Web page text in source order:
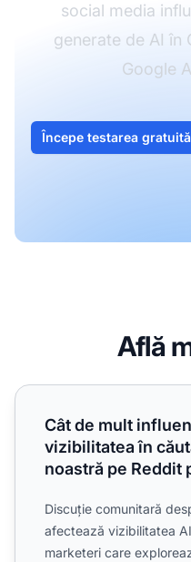
social media
generate de AI în
Google
Începe testarea gratuită
Află
Cât de mult influențează
Cât de mult
vizibilitatea în
noastră pe Reddit
Discuție comunitară
afectează vizibilitatea
marketeri care